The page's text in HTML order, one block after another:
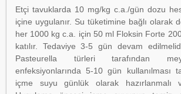
Etçi tavuklarda 10 mg/kg c.a./gün dozu
içine uygulanır. Su tüketimine bağlı olarak
her 1000 kg c.a. için 50 ml Floksin Forte
katılır. Tedaviye 3-5 gün devam
Pasteurella türleri tarafından
enfeksiyonlarında 5-10 gün kullanılması
içme suyu günlük olarak hazırlanmalı